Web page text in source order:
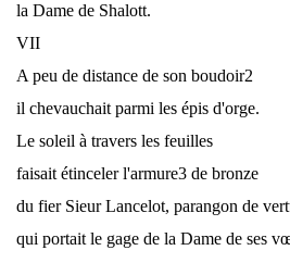
la Dame de Shalott.
VII
A peu de distance de son boudoir2
il chevauchait parmi les épis d'orge.
Le soleil à travers les feuilles
faisait étinceler l'armure3 de bronze
du fier Sieur Lancelot, parangon de
qui portait le gage de la Dame de ses